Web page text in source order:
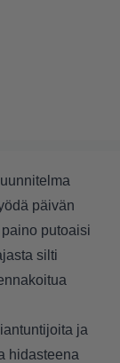
päivän
putoaisi
silti
ja
hidasteena